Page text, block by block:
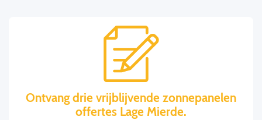
Ontvang drie vrijblijvende zonnepanelen
offertes Lage Mierde.